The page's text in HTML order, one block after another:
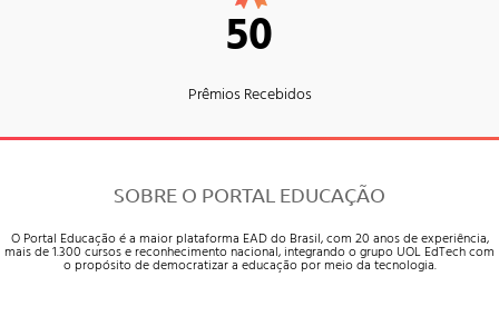
50
Prêmios Recebidos
SOBRE O PORTAL EDUCAÇÃO
O Portal Educação é a maior plataforma EAD do Brasil, com 20 anos de experiência,
mais de 1.300 cursos e reconhecimento nacional, integrando o grupo UOL EdTech com
o propósito de democratizar a educação por meio da tecnologia.